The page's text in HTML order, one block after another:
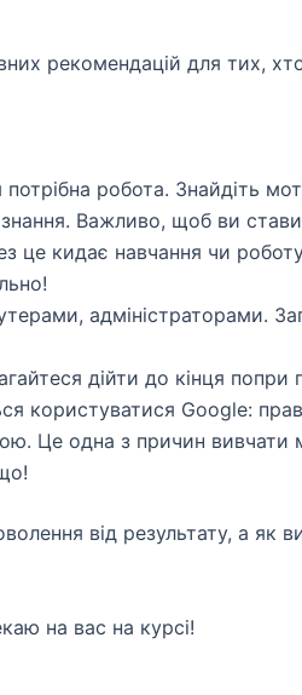
рекомендацій для тих,
робота. Знайдіть
Важливо, щоб ви
це кидає навчання чи
адміністраторами.
дійти до кінця
користуватися Google:
Це одна з причин
від результату, а як
на вас на курсі!